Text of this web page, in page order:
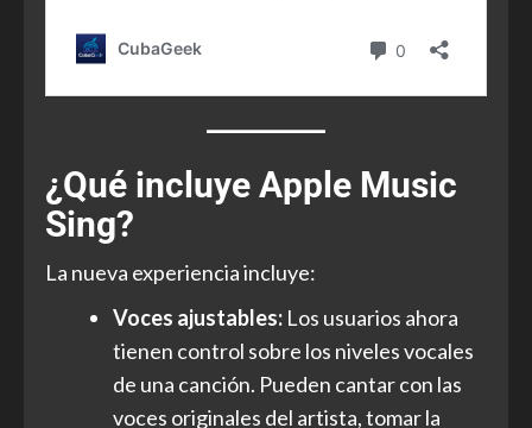
¿Qué incluye Apple Music
Sing?
La nueva experiencia incluye:
Voces ajustables: Los usuarios ahora
tienen control sobre los niveles vocales
de una canción. Pueden cantar con las
voces originales del artista, tomar la